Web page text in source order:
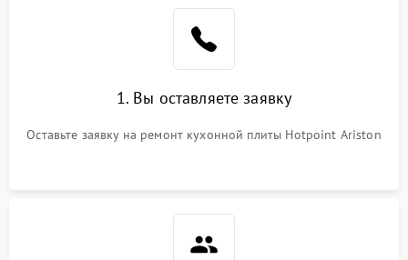
1. Вы оставляете заявку
Оставьте заявку на ремонт кухонной плиты Hotpoint Ariston